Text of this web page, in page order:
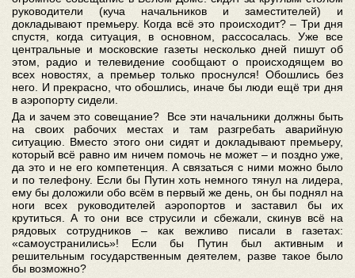
руководители (куча начальников и заместителей) и
докладывают премьеру. Когда всё это происходит? – Три дня
спустя, когда ситуация, в основном, рассосалась. Уже все
центральные и московские газеты несколько дней пишут об
этом, радио и телевидение сообщают о происходящем во
всех новостях, а премьер только проснулся! Обошлись без
него. И прекрасно, что обошлись, иначе бы люди ещё три дня
в аэропорту сидели.
Да и зачем это совещание? Все эти начальники должны быть
на своих рабочих местах и там разгребать аварийную
ситуацию. Вместо этого они сидят и докладывают премьеру,
который всё равно им ничем помочь не может – и поздно уже,
да это и не его компетенция. А связаться с ними можно было
и по телефону. Если бы Путин хоть немного тянул на лидера,
ему бы доложили обо всём в первый же день, он бы поднял на
ноги всех руководителей аэропортов и заставил бы их
крутиться. А то они все струсили и сбежали, скинув всё на
рядовых сотрудников – как вежливо писали в газетах:
«самоустранились»! Если бы Путин был активным и
решительным государственным деятелем, разве такое было
бы возможно?